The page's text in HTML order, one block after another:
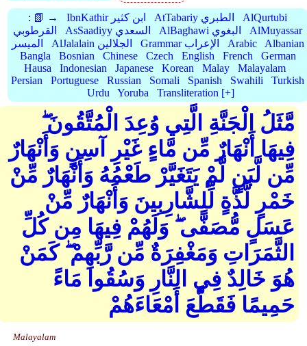
: 📗 → IbnKathir ابن كثير AtTabariy الطبري
AlQurtubi
القرطوبي
AsSaadiyy السعدي AlBaghawi البغوي
AlMuyassar
الميسر
AlJalalain الجلالين Grammar الإعراب Arabic
Albanian
Bangla
Bosnian Chinese Czech English French
German
Hausa
Indonesian Japanese Korean Malay
Malayalam
Persian
Portuguese Russian Somali Spanish Swahili
Turkish
Urdu
Yoruba Transliteration [+]
مَّثَلُ الْجَنَّةِ الَّتِي وُعِدَ الْمُتَّقُونَ ۖ
فِيهَا أَنْهَارٌ مِّن مَّاءٍ غَيْرِ آسِنٍ وَأَنْهَارٌ
مِّن لَّبَنٍ لَّمْ يَتَغَيَّرْ طَعْمُهُ وَأَنْهَارٌ مِّنْ
خَمْرٍ لَّذَّةٍ لِّلشَّارِبِينَ وَأَنْهَارٌ مِّنْ
عَسَلٍ مُّصَفًّى ۖ وَلَهُمْ فِيهَا مِن كُلِّ
الثَّمَرَاتِ وَمَغْفِرَةٌ مِّن رَّبِّهِمْ ۖ كَمَنْ
هُوَ خَالِدٌ فِي النَّارِ وَسُقُوا مَاءً
حَمِيمًا فَقَطَّعَ أَمْعَاءَهُمْ
Malayalam